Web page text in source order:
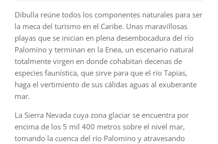
Dibulla reúne todos los componentes naturales para ser
la meca del turismo en el Caribe. Unas maravillosas
playas que se inician en plena desembocadura del río
Palomino y terminan en la Enea, un escenario natural
totalmente virgen en donde cohabitan decenas de
especies faunística, que sirve para que el río Tapias,
haga el vertimiento de sus cálidas aguas al exuberante
mar.
La Sierra Nevada cuya zona glaciar se encuentra por
encima de los 5 mil 400 metros sobre el nivel mar,
tomando la cuenca del río Palomino y atravesando